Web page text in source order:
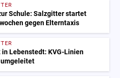
Schule: Salzgitter startet
gegen Elterntaxis
Lebenstedt: KVG-Linien